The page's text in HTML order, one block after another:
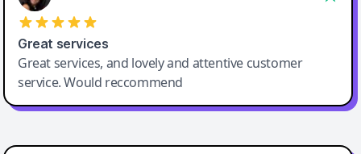
Great services
Great services, and lovely and attentive customer
service. Would reccommend